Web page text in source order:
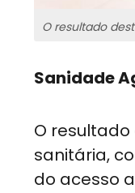
O resultado
Sanidade
O
sanitária,
do acesso